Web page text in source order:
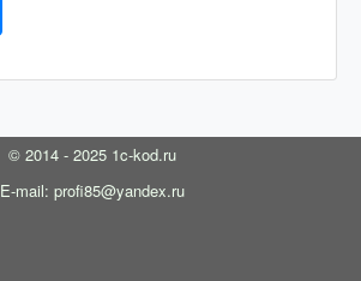
© 2014 - 2025 1c-kod.ru
E-mail: profi85@yandex.ru